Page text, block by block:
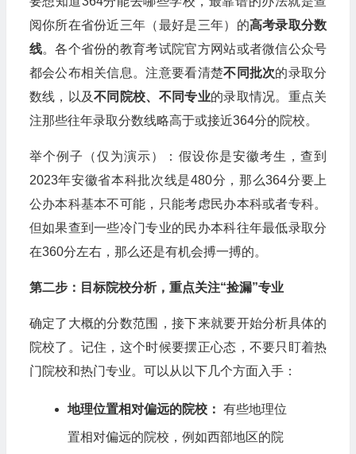
阅你所在省份近三年（最好是三年）的高考录取分数
线。各个省份的教育考试院官方网站或者微信公众号
都会公布相关信息。注意要看清楚不同批次的录取分
数线，以及不同院校、不同专业的录取情况。重点关
注那些往年录取分数线略高于或接近364分的院校。
举个例子（仅为演示）：假设你是安徽考生，查到
2023年安徽省本科批次线是480分，那么364分要上
公办本科基本不可能，只能考虑民办本科或者专科。
但如果查到一些冷门专业的民办本科往年最低录取分
在360分左右，那么还是有机会搏一搏的。
第二步：目标院校分析，重点关注“捡漏”专业
确定了大概的分数范围，接下来就要开始分析具体的
院校了。记住，这个时候要摆正心态，不要只盯着热
门院校和热门专业。可以从以下几个方面入手：
地理位置相对偏远的院校： 有些地理位
置相对偏远的院校，例如西部地区的院